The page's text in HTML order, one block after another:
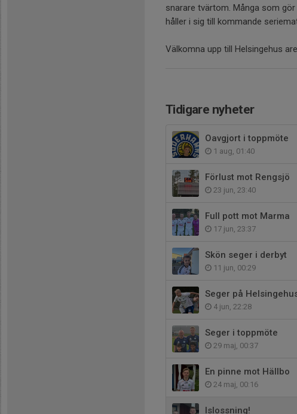
snarare tvärtom. Många som
håller i sig till kommande
Välkomna upp till Helsingehus
Tidigare nyheter
Oavgjort i toppmöte
1 aug, 01:40
Förlust mot Rengsjö
23 jun, 23:40
Full pott mot Marma
17 jun, 23:37
Skön seger i derbyt
11 jun, 00:29
Seger på
4 jun, 22:28
Seger i toppmöte
29 maj, 00:37
En pinne mot Hällbo
24 maj, 00:16
Islossning!